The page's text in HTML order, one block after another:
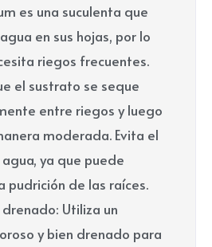
es una suculenta que
en sus hojas, por lo
riegos frecuentes.
el sustrato se seque
entre riegos y luego
moderada. Evita el
ya que puede
pudrición de las raíces.
Utiliza un
y bien drenado para